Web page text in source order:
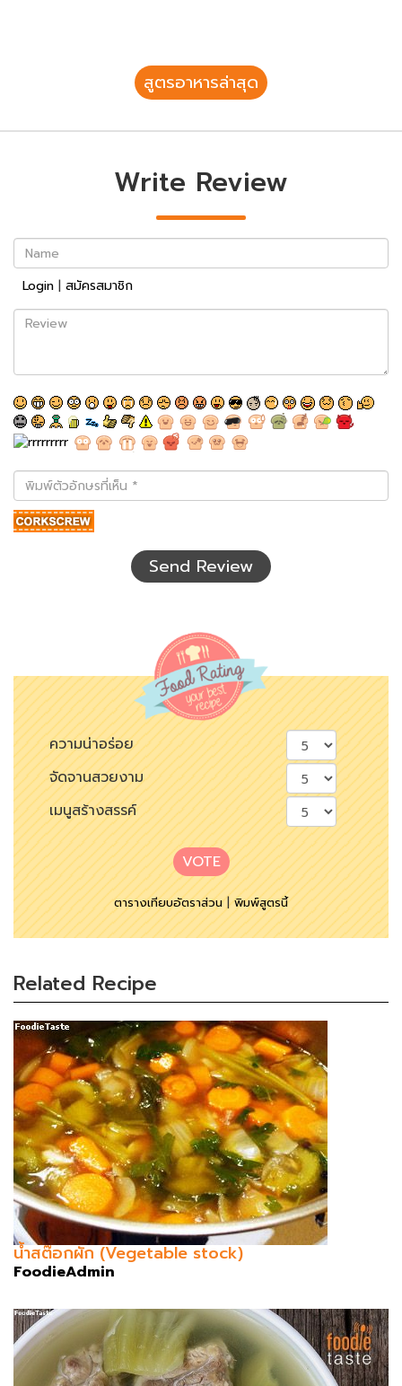
สูตรอาหารล่าสุด
Write Review
Name
Login | สมัครสมาชิก
Review
พิมพ์
ตัว
อักษร
ที่
Send Review
ความน่าอร่อย
จัดจานสวยงาม
เมนูสร้างสรรค์
VOTE
ตารางเทียบอัตราส่วน|พิมพ์สูตรนี้
Related Recipe
น้ำสต๊อกผัก (Vegetable stock)
FoodieAdmin